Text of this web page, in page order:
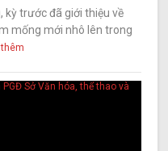
kỳ trước đã giới thiệu về
mống mới nhô lên trong